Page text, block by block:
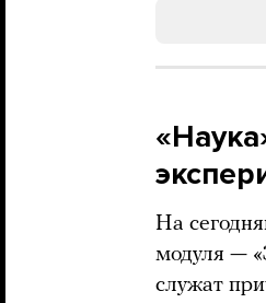
На
модуля —
служат